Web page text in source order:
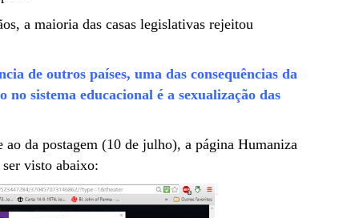
a maioria das casas legislativas rejeitou
de outros países, uma das consequências da
sistema educacional é a sexualização das
da postagem (10 de julho), a página Humaniza
visto abaixo: